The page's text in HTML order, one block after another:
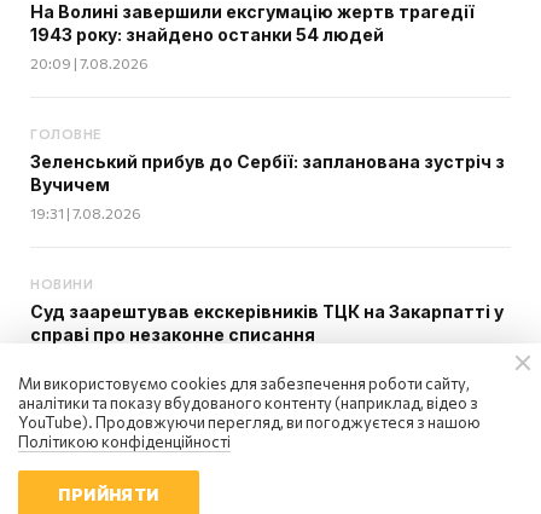
На Волині завершили ексгумацію жертв трагедії
1943 року: знайдено останки 54 людей
20:09 | 7.08.2026
ГОЛОВНЕ
Зеленський прибув до Сербії: запланована зустріч з
Вучичем
19:31 | 7.08.2026
НОВИНИ
Суд заарештував екскерівників ТЦК на Закарпатті у
справі про незаконне списання
НОВИНИ
серпня: список рейсів
Ми використовуємо cookies для забезпечення роботи сайту,
аналітики та показу вбудованого контенту (наприклад, відео з
YouTube). Продовжуючи перегляд, ви погоджуєтеся з нашою
Політикою конфіденційності
ПРИЙНЯТИ